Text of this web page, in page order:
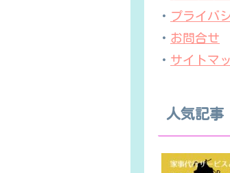
・ プライバ
・ お問合せ
・ サイトマ
人気記事